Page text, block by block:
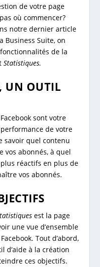
de votre page
où commencer?
notre dernier article
Business Suite, on
de la
Statistiques.
UN OUTIL
sont votre
de votre
savoir quel contenu
vos abonnés, à quel
réactifs en plus de
vos abonnés.
est la page
une vue d’ensemble
Tout d’abord,
d’aide à la création
ces objectifs.